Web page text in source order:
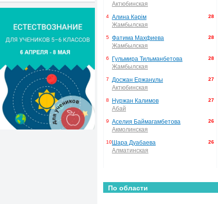
Актюбинская
4 Алина Кәрім
Жамбылская
28
5 Фатима Махфиева
Жамбылская
28
6
Гульмира Тильманбетова
Жамбылская
28
7
Досжан Ержанұлы
Актюбинская
27
8
Нуржан Калимов
Абай
27
9
Аселия Баймагамбетова
Акмолинская
26
10Шара Дуабаева
Алматинская
26
По области